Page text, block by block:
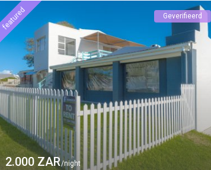
2.000 ZAR/night
featured Geverifieerd